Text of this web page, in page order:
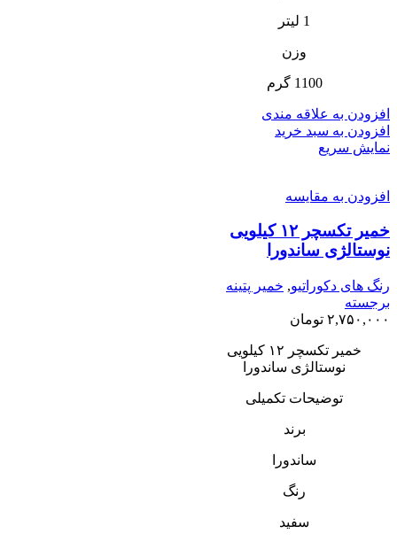
1 لیتر
وزن
1100 گرم
افزودن به علاقه مندی
افزودن به سبد خرید
نمایش سریع
افزودن به مقایسه
خمیر تکسچر ۱۲ کیلویی
نوستالژی ساندورا
رنگ های دکوراتیو, خمیر پتینه
برجسته
۲,۷۵۰,۰۰۰ تومان
خمیر تکسچر ۱۲ کیلویی
نوستالژی ساندورا
توضیحات تکمیلی
برند
ساندورا
رنگ
سفید